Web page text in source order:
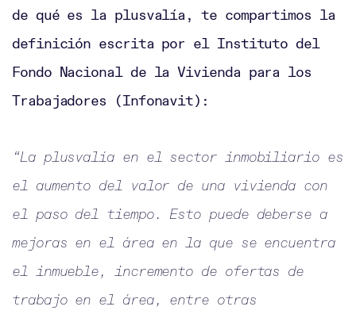
de qué es la plusvalía, te compartimos la
definición escrita por el Instituto del
Fondo Nacional de la Vivienda para los
Trabajadores (Infonavit):
“La plusvalía en el sector inmobiliario es
el aumento del valor de una vivienda con
el paso del tiempo. Esto puede deberse a
mejoras en el área en la que se encuentra
el inmueble, incremento de ofertas de
trabajo en el área, entre otras